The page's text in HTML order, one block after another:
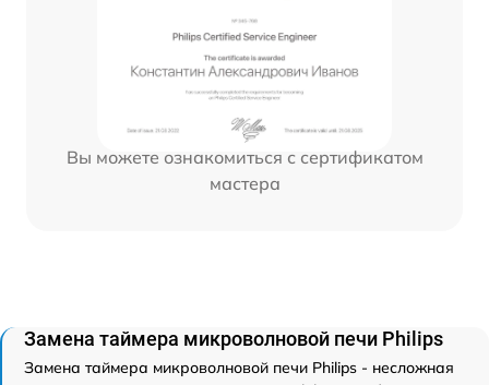
Вы можете ознакомиться с сертификатом
мастера
Замена таймера микроволновой печи Philips
Замена таймера микроволновой печи Philips - несложная